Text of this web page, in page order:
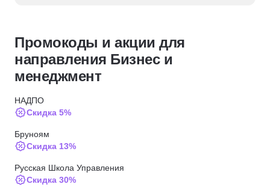
Промокоды и акции для
направления Бизнес и
менеджмент
НАДПО
Скидка 5%
Бруноям
Скидка 13%
Русская Школа Управления
Скидка 30%